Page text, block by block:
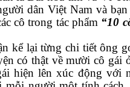
dân Việt Nam và
cô trong tác phẩm “10
kể lại từng chi tiết ông
có thật về mười cô
hiện lên xúc động